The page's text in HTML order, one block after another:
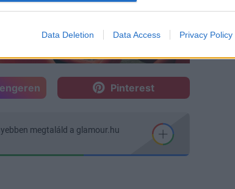
Data Deletion Data Access Privacy Policy
Pinterest
megtaláld a glamour.hu